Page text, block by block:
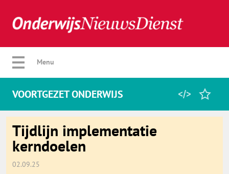
Verberg menu
Home
Menu
VOORTGEZET ONDERWIJS
Tijdlijn implementatie
kerndoelen
02.09.25